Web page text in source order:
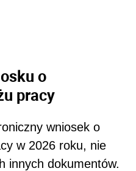
o
pracy
wniosek o
w 2026 roku, nie
innych dokumentów.